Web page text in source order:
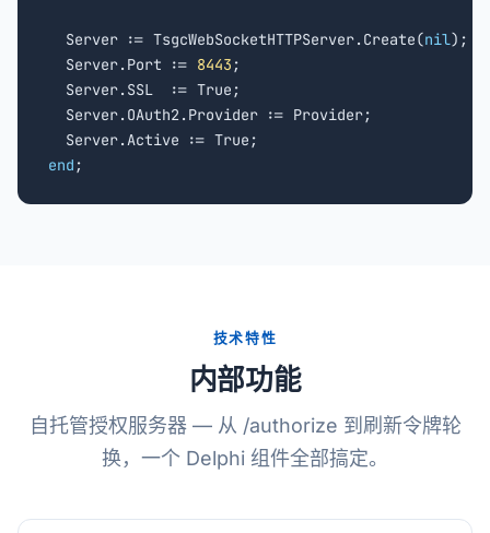
  Server := TsgcWebSocketHTTPServer.Create(
nil);
  Server.Port :=
8443 ;
  Server.SSL  := True;
  Server.OAuth2.Provider := Provider;
end ;
技术特性
内部功能
自托管授权服务器 — 从 /authorize 到刷新令牌轮
换，一个 Delphi 组件全部搞定。